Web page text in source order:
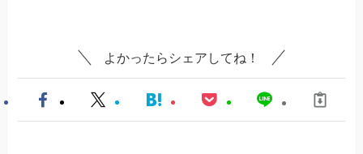
よかったらシェアしてね！